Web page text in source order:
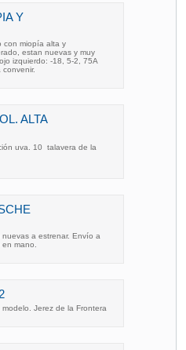
Y
con miopía alta y
estan nuevas y muy
izquierdo: -18, 5-2, 75A
ALTA
uva. 10  talavera de la
a estrenar. Envío a
mano.
Jerez de la Frontera